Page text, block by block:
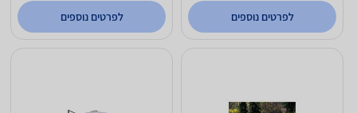
לפרטים נוספים לפרטים נוספים